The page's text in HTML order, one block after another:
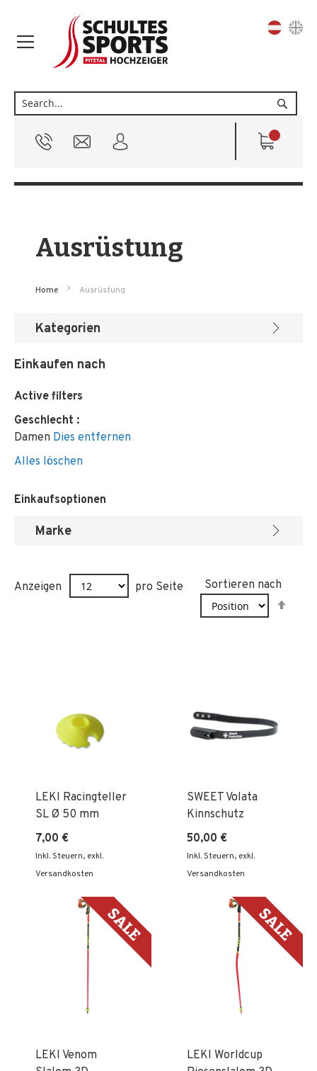
Suche
Sprache
Ausrüstung
Home Ausrüstung
Anzeigen pro Seite
Sortieren nach
LEKI Racingteller
SL Ø 50 mm
7,00 €
Inkl. Steuern, exkl.
Versandkosten
SWEET Volata
Kinnschutz
50,00 €
Inkl. Steuern, exkl.
Versandkosten
LEKI Venom
LEKI Worldcup
Kategorien
Einkaufen nach
Active filters
Geschlecht
Damen Dies entfernen
Alles löschen
Einkaufsoptionen
Marke